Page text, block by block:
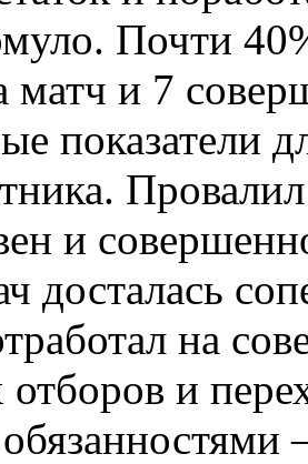
Почти
матч и 7
показатели
и
досталась
на
и